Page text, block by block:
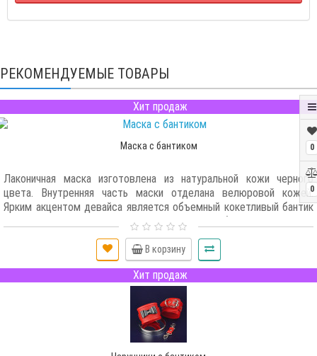
0
0
РЕКОМЕНДУЕМЫЕ ТОВАРЫ
Хит продаж
Маска с бантиком
Лаконичная маска изготовлена из натуральной кожи черного
цвета. Внутренняя часть маски отделана велюровой кожей.
Ярким акцентом девайса является объемный кокетливый бантик
из красной лаковой натуральной кожи. Удобство и простоту
использования обеспечивает эластичная резинка...
В корзину
Хит продаж